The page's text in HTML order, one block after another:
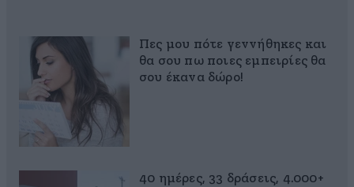
Πες μου πότε γεννήθηκες και
θα σου πω ποιες εμπειρίες θα
σου έκανα δώρο!
40 ημέρες, 33 δράσεις, 4.000+